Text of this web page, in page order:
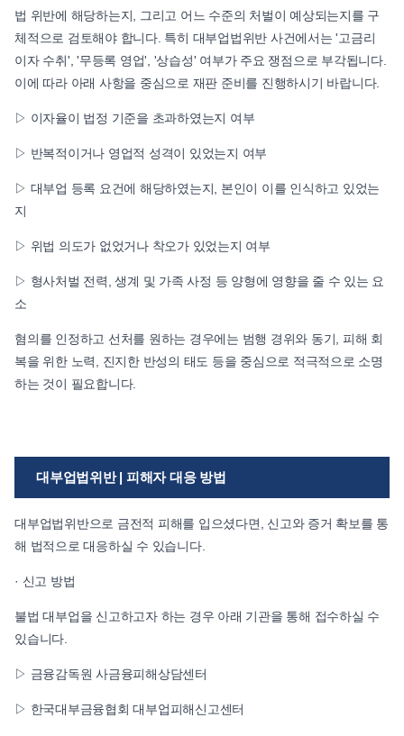
법 위반에 해당하는지, 그리고 어느 수준의 처벌이 예상되는지를 구
체적으로 검토해야 합니다. 특히 대부업법위반 사건에서는 '고금리
이자 수취', '무등록 영업', '상습성' 여부가 주요 쟁점으로 부각됩니다.
이에 따라 아래 사항을 중심으로 재판 준비를 진행하시기 바랍니다.
▷ 이자율이 법정 기준을 초과하였는지 여부
▷ 반복적이거나 영업적 성격이 있었는지 여부
▷ 대부업 등록 요건에 해당하였는지, 본인이 이를 인식하고 있었는
지
▷ 위법 의도가 없었거나 착오가 있었는지 여부
▷ 형사처벌 전력, 생계 및 가족 사정 등 양형에 영향을 줄 수 있는 요
소
혐의를 인정하고 선처를 원하는 경우에는 범행 경위와 동기, 피해 회
복을 위한 노력, 진지한 반성의 태도 등을 중심으로 적극적으로 소명
하는 것이 필요합니다.
대부업법위반 | 피해자 대응 방법
대부업법위반으로 금전적 피해를 입으셨다면, 신고와 증거 확보를 통
해 법적으로 대응하실 수 있습니다.
· 신고 방법
불법 대부업을 신고하고자 하는 경우 아래 기관을 통해 접수하실 수
있습니다.
▷ 금융감독원 사금융피해상담센터
▷ 한국대부금융협회 대부업피해신고센터